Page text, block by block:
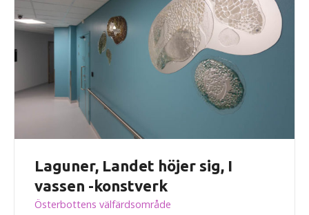
Laguner, Landet höjer sig, I
vassen -konstverk
Österbottens välfärdsområde